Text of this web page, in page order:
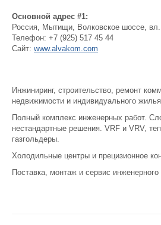
Основной адрес #1:
Россия, Мытищи, Волковское шоссе,
Телефон: +7 (925) 517 45 44
Сайт: www.alvakom.com
Инжиниринг, строительство, ремонт
недвижимости и индивидуального
Полный комплекс инженерных работ.
нестандартные решения. VRF и VRV,
газгольдеры.
Холодильные центры и прецизионное
Поставка, монтаж и сервис